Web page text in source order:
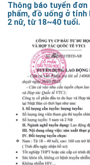
Thông báo tuyển
phẩm, đồ uống ở tỉnh
2 nữ, từ 18~40 tuổi.